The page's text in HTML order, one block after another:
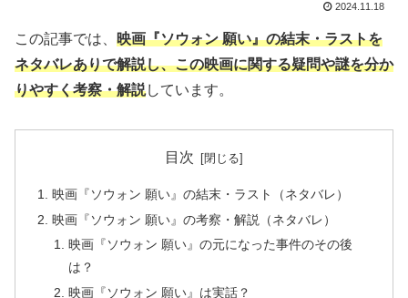
2024.11.18
この記事では、 映画『ソウォン 願い』の結末・ラストを
ネタバレありで解説し、この映画に関する疑問や謎を分か
りやすく考察・解説しています。
目次
映画『ソウォン 願い』の結末・ラスト（ネタバレ）
映画『ソウォン 願い』の考察・解説（ネタバレ）
映画『ソウォン 願い』の元になった事件のその後
は？
映画『ソウォン 願い』は実話？